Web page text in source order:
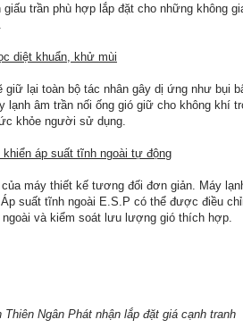
giấu trần phù hợp lắp đặt cho những không
diệt khuẩn, khử mùi
giữ lại toàn bộ tác nhân gây dị ứng như bụi
lạnh âm trần nối ống gió giữ cho không khí
khỏe người sử dụng.
khiển áp suất tĩnh ngoài tự động
máy thiết kế tương đối đơn giản. Máy
suất tĩnh ngoài E.S.P có thể được điều
và kiểm soát lưu lượng gió thích hợp.
Thiên Ngân Phát nhận lắp đặt giá cạnh tranh